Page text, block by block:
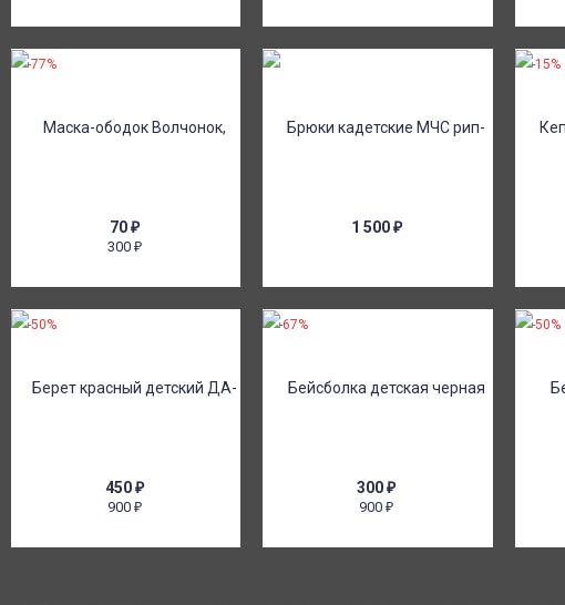
70₽
300₽
-77%
1 500₽
-15%
450₽
900₽
-50%
300₽
900₽
-67% -50%